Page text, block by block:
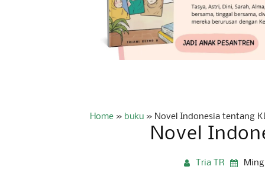
Home » buku » Novel Indonesia tentang
Novel
Tria TR